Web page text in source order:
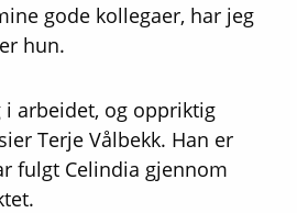
gode kollegaer, har jeg
hun.
i arbeidet, og oppriktig
Terje Vålbekk. Han er
fulgt Celindia gjennom